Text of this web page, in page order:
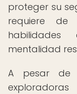
proteger su
requiere de
mentalidad
A pesar de